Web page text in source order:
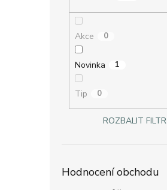
Akce 0
Novinka 1
Tip 0
ROZBALIT FILTR
Hodnocení obchodu